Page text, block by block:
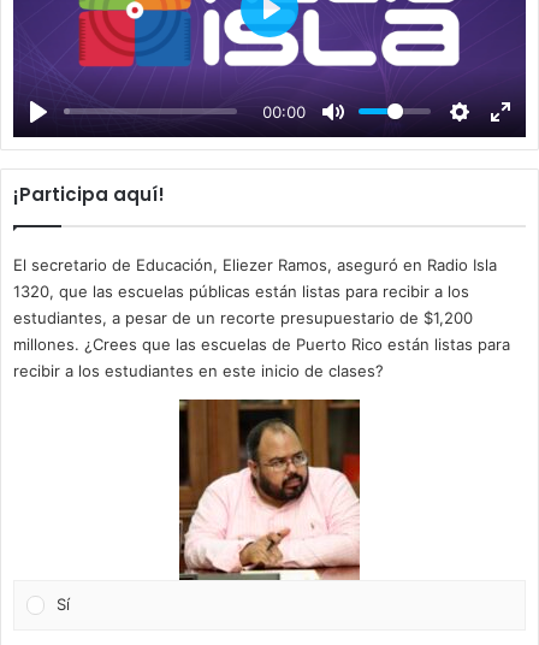
00:00
P
a
y
¡Participa aquí!
El secretario de Educación, Eliezer Ramos, aseguró en Radio Isla
1320, que las escuelas públicas están listas para recibir a los
estudiantes, a pesar de un recorte presupuestario de $1,200
millones. ¿Crees que las escuelas de Puerto Rico están listas para
recibir a los estudiantes en este inicio de clases?
Sí